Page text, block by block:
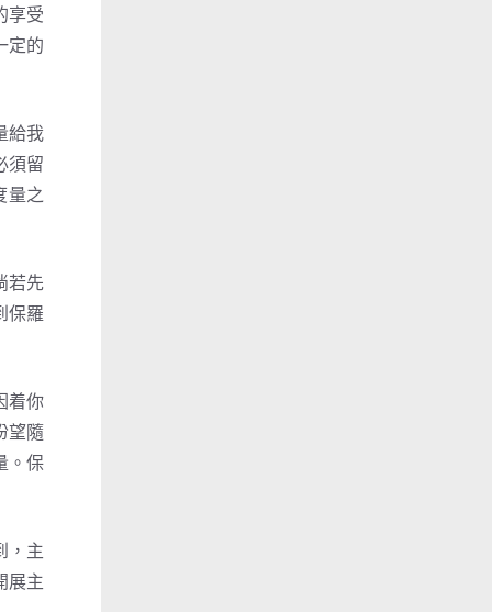
享受
定的
給我
須留
量之
若先
保羅
着你
望隨
。保
，主
展主